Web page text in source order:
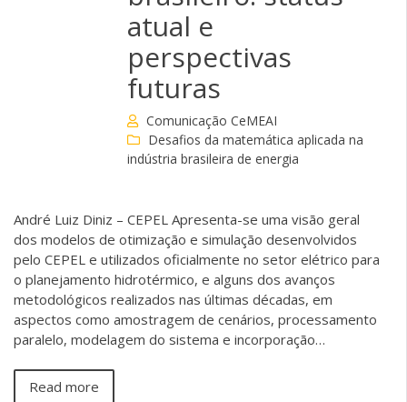
atual e
perspectivas
futuras
Comunicação CeMEAI
Desafios da matemática aplicada na
indústria brasileira de energia
André Luiz Diniz – CEPEL Apresenta-se uma visão geral
dos modelos de otimização e simulação desenvolvidos
pelo CEPEL e utilizados oficialmente no setor elétrico para
o planejamento hidrotérmico, e alguns dos avanços
metodológicos realizados nas últimas décadas, em
aspectos como amostragem de cenários, processamento
paralelo, modelagem do sistema e incorporação…
Read more